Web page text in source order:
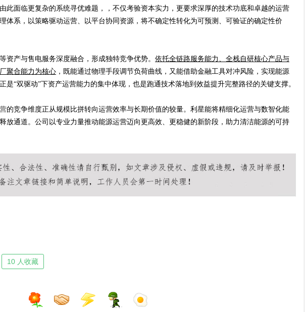
此面临更复杂的系统寻优难题，，不仅考验资本实力，更要求深厚的技术功底和卓越的运营
体系，以策略驱动运营、以平台协同资源，将不确定性转化为可预测、可验证的确定性价
资产与售电服务深度融合，形成独特竞争优势。 依托全链路服务能力、全栈自研核心产品与
聚合能力为核心 ，既能通过物理手段调节负荷曲线，又能借助金融工具对冲风险，实现能源
是“双驱动”下资产运营能力的集中体现，也是跑通技术落地到效益提升完整路径的关键支撑。
的竞争维度正从规模比拼转向运营效率与长期价值的较量。利星能将精细化运营与数智化能
放通道。公司以专业力量推动能源运营迈向更高效、更稳健的新阶段，助力清洁能源的可持
10 人收藏